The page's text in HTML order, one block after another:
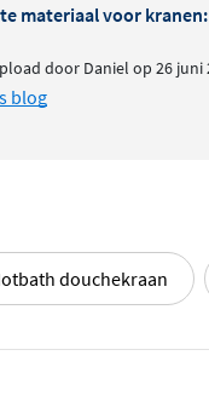
materiaal voor kranen:
door Daniel op 26 juni
blog
douchekraan